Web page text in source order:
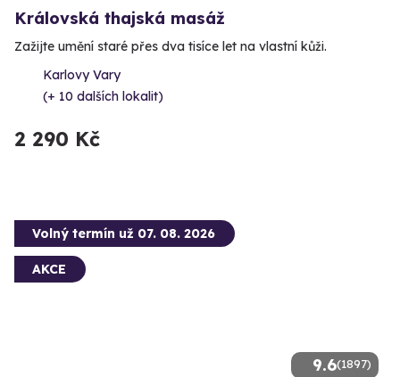
Královská thajská masáž
Zažijte umění staré přes dva tisíce let na vlastní kůži.
Karlovy Vary
(+ 10 dalších lokalit)
2 290 Kč
9.6(1897)
Volný termín už 07. 08. 2026
AKCE